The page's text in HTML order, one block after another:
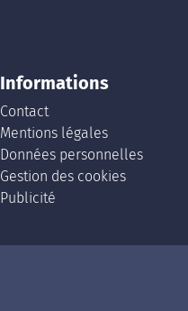
Informations
Contact
Mentions légales
Données personnelles
Gestion des cookies
Publicité